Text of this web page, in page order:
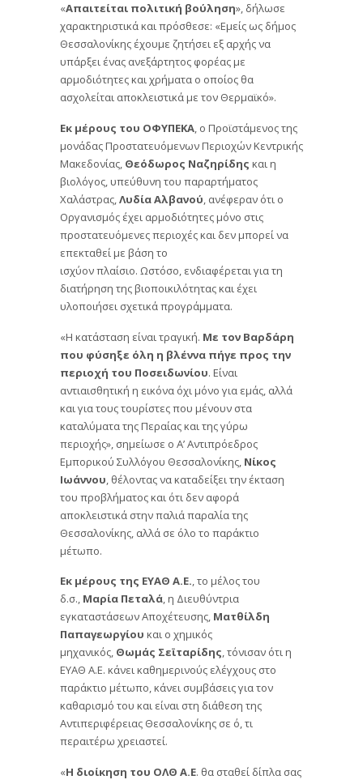
«Απαιτείται πολιτική βούληση», δήλωσε
χαρακτηριστικά και πρόσθεσε: «Εμείς ως δήμος
Θεσσαλονίκης έχουμε ζητήσει εξ αρχής να
υπάρξει ένας ανεξάρτητος φορέας με
αρμοδιότητες και χρήματα ο οποίος θα
ασχολείται αποκλειστικά με τον Θερμαϊκό».
Εκ μέρους του ΟΦΥΠΕΚΑ, ο Προϊστάμενος της
μονάδας Προστατευόμενων Περιοχών Κεντρικής
Μακεδονίας, Θεόδωρος Ναζηρίδης και η
βιολόγος, υπεύθυνη του παραρτήματος
Χαλάστρας,Λυδία Αλβανού, ανέφεραν ότι ο
Οργανισμός έχει αρμοδιότητες μόνο στις
προστατευόμενες περιοχές και δεν μπορεί να
επεκταθεί με βάση το
ισχύον πλαίσιο. Ωστόσο, ενδιαφέρεται για τη
διατήρηση της βιοποικιλότητας και έχει
υλοποιήσει σχετικά προγράμματα.
«Η κατάσταση είναι τραγική. Με τον Βαρδάρη
που φύσηξε όλη η βλέννα πήγε προς την
περιοχή του Ποσειδωνίου. Είναι
αντιαισθητική η εικόνα όχι μόνο για εμάς, αλλά
και για τους τουρίστες που μένουν στα
καταλύματα της Περαίας και της γύρω
περιοχής», σημείωσε ο Α’ Αντιπρόεδρος
Εμπορικού Συλλόγου Θεσσαλονίκης, Νίκος
Ιωάννου , θέλοντας να καταδείξει την έκταση
του προβλήματος και ότι δεν αφορά
αποκλειστικά στην παλιά παραλία της
Θεσσαλονίκης, αλλά σε όλο το παράκτιο
μέτωπο.
Εκ μέρους της ΕΥΑΘ Α.Ε., το μέλος του
δ.σ., Μαρία Πεταλά, η Διευθύντρια
εγκαταστάσεων Αποχέτευσης, Ματθίλδη
Παπαγεωργίου και ο χημικός
μηχανικός, Θωμάς Σεϊταρίδης, τόνισαν ότι η
ΕΥΑΘ Α.Ε. κάνει καθημερινούς ελέγχους στο
παράκτιο μέτωπο, κάνει συμβάσεις για τον
καθαρισμό του και είναι στη διάθεση της
Αντιπεριφέρειας Θεσσαλονίκης σε ό, τι
περαιτέρω χρειαστεί.
«Η διοίκηση του ΟΛΘ Α.Ε. θα σταθεί δίπλα σας